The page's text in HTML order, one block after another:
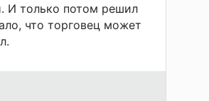
И только потом решил
что торговец может